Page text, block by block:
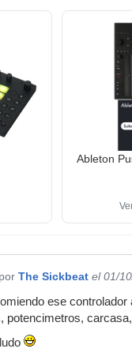
Ableton
por The Sickbeat el 01/
ese
potencimetros,